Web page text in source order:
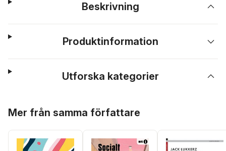
Beskrivning
Produktinformation
Utforska kategorier
Mer från samma författare